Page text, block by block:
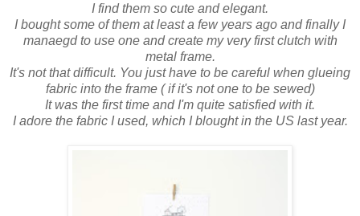
I find them so cute and elegant.
I bought some of them at least a few years ago and finally I
manaegd to use one and create my very first clutch with
metal frame.
It's not that difficult. You just have to be careful when glueing
fabric into the frame ( if it's not one to be sewed)
It was the first time and I'm quite satisfied with it.
I adore the fabric I used, which I blought in the US last year.